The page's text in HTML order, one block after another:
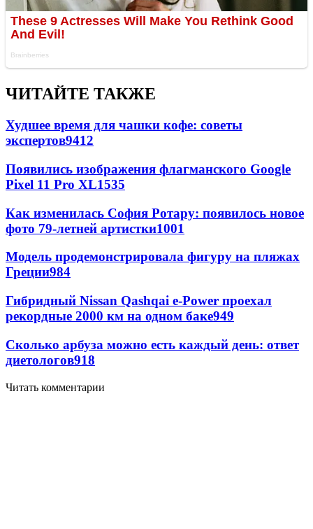
ЧИТАЙТЕ ТАКЖЕ
Худшее время для чашки кофе: советы
экспертов9412
Появились изображения флагманского Google
Pixel 11 Pro XL1535
Как изменилась София Ротару: появилось новое
фото 79-летней артистки1001
Модель продемонстрировала фигуру на пляжах
Греции984
Гибридный Nissan Qashqai e-Power проехал
рекордные 2000 км на одном баке949
Сколько арбуза можно есть каждый день: ответ
диетологов918
Читать комментарии